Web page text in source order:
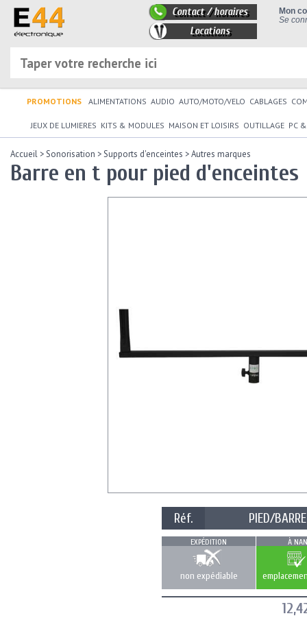
Mon
Se
Contact / horaires
Locations
PROMOTIONS ALIMENTATIONS AUDIO AUTO/MOTO/VELO CABLAGES
JEUX DE LUMIERES KITS & MODULES MAISON ET LOISIRS OUTILLAGE PC
Accueil >Sonorisation >Supports d'enceintes >Autres marques
Barre en t pour pied d'enceintes
Réf. PIED/BARRE
EXPÉDITION
non expédiable
À